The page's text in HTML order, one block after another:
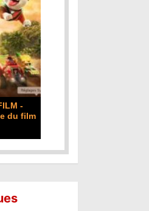
-
du film